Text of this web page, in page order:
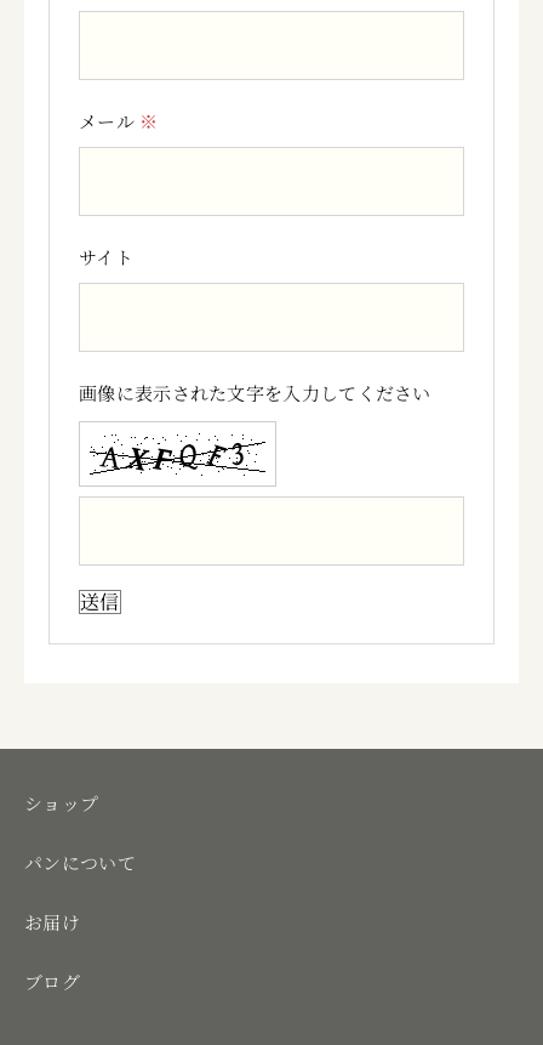
メール ※
サイト
画像に表示された文字を入力してください
ショップ
パンについて
お届け
ブログ